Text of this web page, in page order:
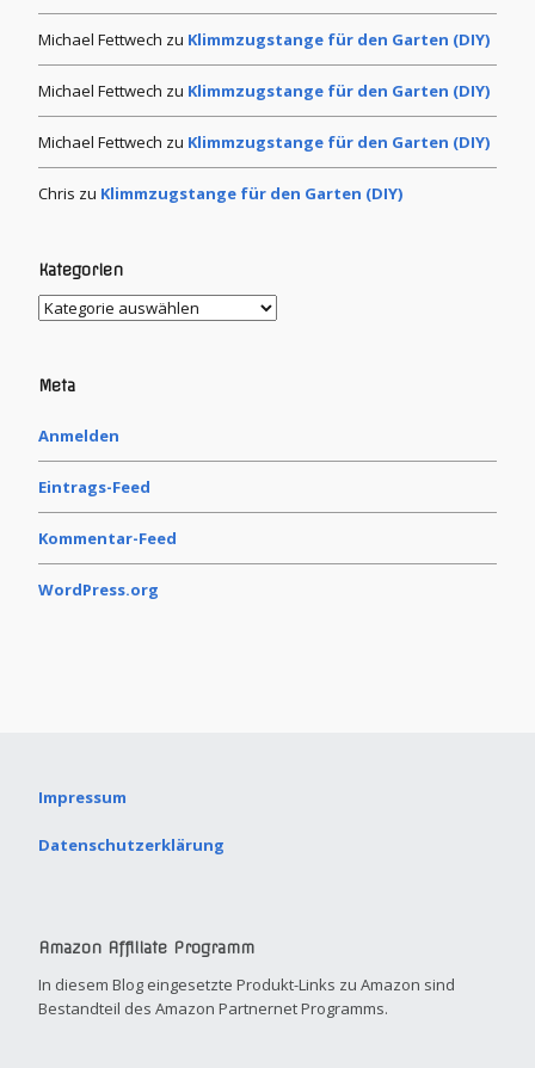
Michael Fettwech zu Klimmzugstange für den Garten (DIY)
Michael Fettwech zu Klimmzugstange für den Garten (DIY)
Michael Fettwech zu Klimmzugstange für den Garten (DIY)
Chris zu Klimmzugstange für den Garten (DIY)
Kategorien
Meta
Anmelden
Eintrags-Feed
Kommentar-Feed
WordPress.org
Impressum
Datenschutzerklärung
Amazon Affiliate Programm
In diesem Blog eingesetzte Produkt-Links zu Amazon sind
Bestandteil des Amazon Partnernet Programms.